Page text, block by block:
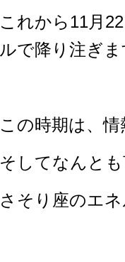
これから11月
ルで降り注ぎ
この時期は、
そしてなんと
さそり座のエ